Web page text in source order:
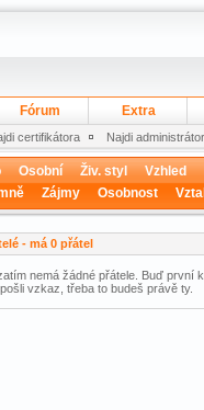
Fórum Extra
certifikátora Najdi
Osobní Živ. styl Vzhled
Zájmy Osobnost
- má 0 přátel
nemá žádné přátele. Buď první
vzkaz, třeba to budeš právě ty.